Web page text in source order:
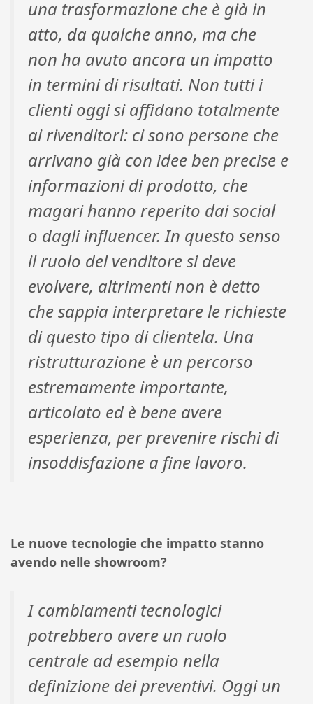
una trasformazione che è già in
atto, da qualche anno, ma che
non ha avuto ancora un impatto
in termini di risultati. Non tutti i
clienti oggi si affidano totalmente
ai rivenditori: ci sono persone che
arrivano già con idee ben precise e
informazioni di prodotto, che
magari hanno reperito dai social
o dagli influencer. In questo senso
il ruolo del venditore si deve
evolvere, altrimenti non è detto
che sappia interpretare le richieste
di questo tipo di clientela. Una
ristrutturazione è un percorso
estremamente importante,
articolato ed è bene avere
esperienza, per prevenire rischi di
insoddisfazione a fine lavoro.
Le nuove tecnologie che impatto stanno
avendo nelle showroom?
I cambiamenti tecnologici
potrebbero avere un ruolo
centrale ad esempio nella
definizione dei preventivi. Oggi un